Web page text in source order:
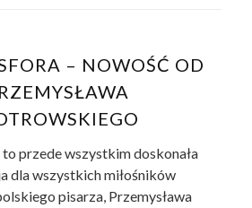
– NOWOŚĆ OD
przede wszystkim doskonała
dla wszystkich miłośników
pisarza, Przemysława